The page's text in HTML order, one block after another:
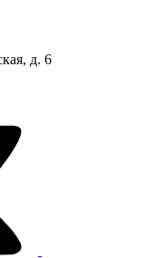
д. 6